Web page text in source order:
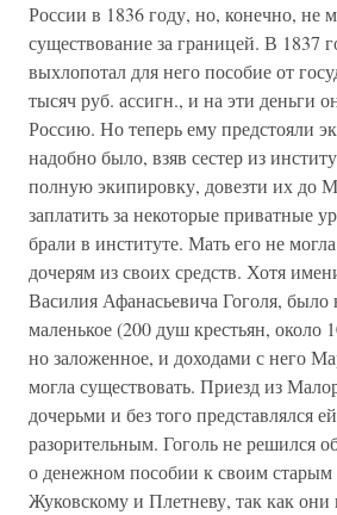
России в 1836 году, но, конечно, не
существование за границей. В 1837
выхлопотал для него пособие от
тысяч руб. ассигн., и на эти деньги
Россию. Но теперь ему предстояли
надобно было, взяв сестер из
полную экипировку, довезти их до
заплатить за некоторые приватные
брали в институте. Мать его не
дочерям из своих средств. Хотя
Василия Афанасьевича Гоголя, было
маленькое (200 душ крестьян, около
но заложенное, и доходами с него
могла существовать. Приезд из
дочерьми и без того представлялся
разорительным. Гоголь не решился
о денежном пособии к своим старым
Жуковскому и Плетневу, так как они